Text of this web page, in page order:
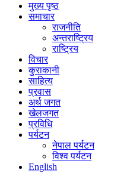
मुख्य पृष्ठ
समाचार
राजनीति
अन्तराष्ट्रिय
राष्ट्रिय
विचार
कुराकानी
साहित्य
प्रवास
अर्थ जगत
खेलजगत
प्रविधि
पर्यटन
नेपाल पर्यटन
विश्व पर्यटन
English